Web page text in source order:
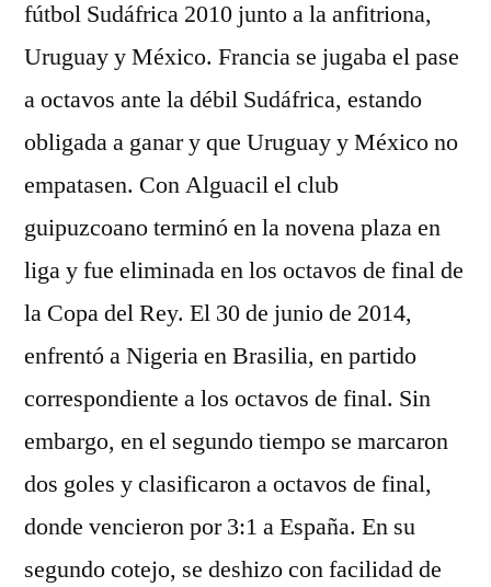
fútbol Sudáfrica 2010 junto a la anfitriona,
Uruguay y México. Francia se jugaba el pase
a octavos ante la débil Sudáfrica, estando
obligada a ganar y que Uruguay y México no
empatasen. Con Alguacil el club
guipuzcoano terminó en la novena plaza en
liga y fue eliminada en los octavos de final de
la Copa del Rey. El 30 de junio de 2014,
enfrentó a Nigeria en Brasilia, en partido
correspondiente a los octavos de final. Sin
embargo, en el segundo tiempo se marcaron
dos goles y clasificaron a octavos de final,
donde vencieron por 3:1 a España. En su
segundo cotejo, se deshizo con facilidad de